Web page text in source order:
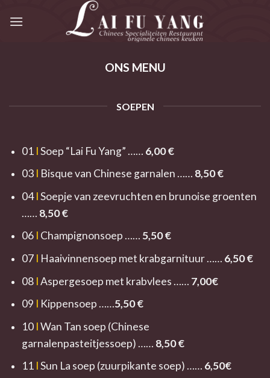
ONS MENU
SOEPEN
01 ISoep “Lai Fu Yang” …… 6,00€
03 I Bisque van Chinese garnalen …… 8,50 €
04ISoepje van zeevruchten en brunoise groenten
…… 8,50 €
06 I Champignonsoep …… 5,50€
07 I Haaivinnensoep met krabgarnituur …… 6,50€
08 IAspergesoep met krabvlees …… 7,00€
09 I Kippensoep ……5,50 €
10 IWan Tan soep (Chinese
garnalenpasteitjessoep) …… 8,50 €
11 ISun La soep (zuurpikante soep) …… 6,50€